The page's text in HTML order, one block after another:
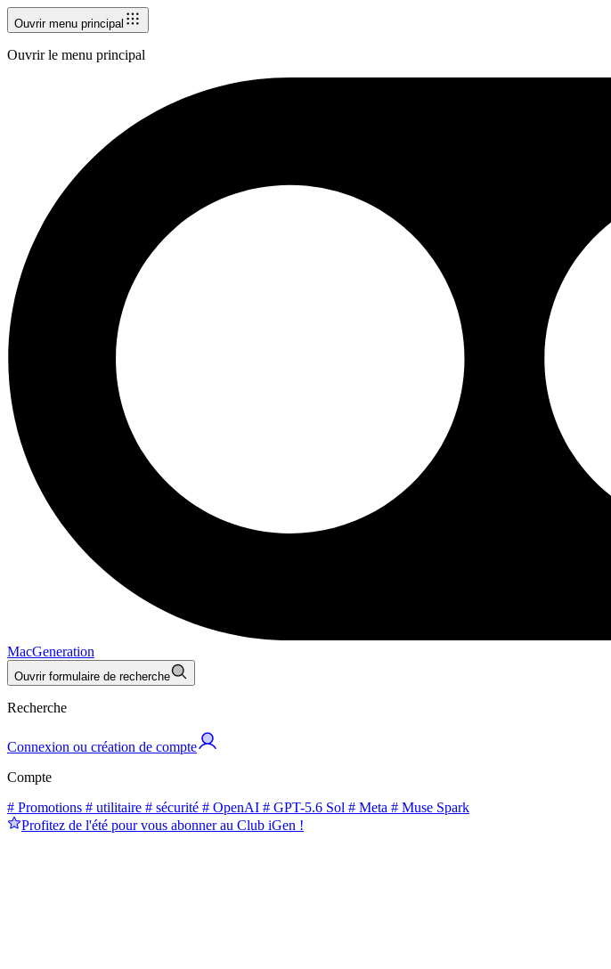
Ouvrir menu principal
Ouvrir le menu principal
MacGeneration
Ouvrir formulaire de recherche
Recherche
Connexion ou création de compte
Compte
# Promotions # utilitaire # sécurité # OpenAI # GPT-5.6 Sol # Meta # Muse Spark
Profitez de l'été pour vous abonner au Club iGen !